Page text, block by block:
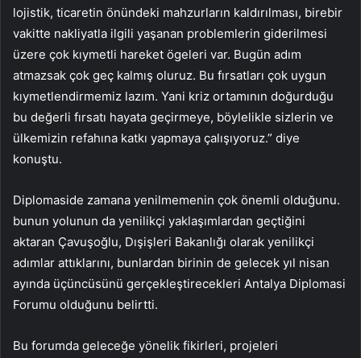
lojistik, ticaretin önündeki mahzurların kaldırılması, birebir
vakitte nakliyatla ilgili yaşanan problemlerin giderilmesi
üzere çok kıymetli hareket ögeleri var. Bugün adım
atmazsak çok geç kalmış oluruz. Bu fırsatları çok uygun
kıymetlendirmemiz lazım. Yani kriz ortamının doğurduğu
bu değerli fırsatı hayata geçirmeye, böylelikle sizlerin ve
ülkemizin refahına katkı yapmaya çalışıyoruz.” diye
konuştu.
Diplomaside zamana yenilmemenin çok önemli olduğunu.
bunun yolunun da yenilikçi yaklaşımlardan geçtiğini
aktaran Çavuşoğlu, Dışişleri Bakanlığı olarak yenilikçi
adımlar attıklarını, bunlardan birinin de gelecek yıl nisan
ayında üçüncüsünü gerçekleştirecekleri Antalya Diplomasi
Forumu olduğunu belirtti.
Bu forumda geleceğe yönelik fikirleri, projeleri